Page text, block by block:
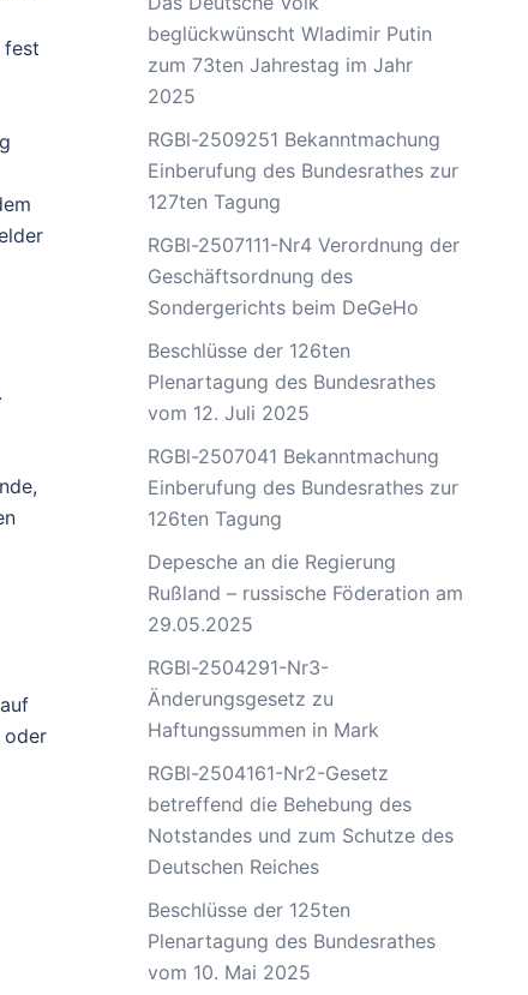
fest
oder
beglückwünscht Wladimir Putin
zum 73ten Jahrestag im Jahr
2025
RGBl-2509251 Bekanntmachung
Einberufung des Bundesrathes zur
127ten Tagung
RGBl-2507111-Nr4 Verordnung der
Geschäftsordnung des
Sondergerichts beim DeGeHo
Beschlüsse der 126ten
Plenartagung des Bundesrathes
vom 12. Juli 2025
RGBl-2507041 Bekanntmachung
Einberufung des Bundesrathes zur
126ten Tagung
Depesche an die Regierung
Rußland – russische Föderation am
29.05.2025
RGBl-2504291-Nr3-
Änderungsgesetz zu
Haftungssummen in Mark
RGBl-2504161-Nr2-Gesetz
betreffend die Behebung des
Notstandes und zum Schutze des
Deutschen Reiches
Beschlüsse der 125ten
Plenartagung des Bundesrathes
vom 10. Mai 2025